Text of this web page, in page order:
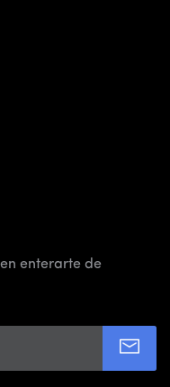
enterarte de